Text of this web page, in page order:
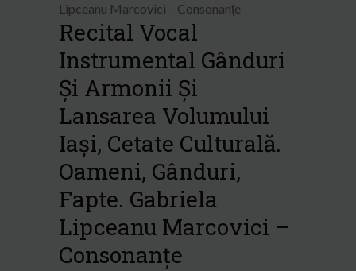
Lipceanu Marcovici – Consonanțe
Recital Vocal
Instrumental Gânduri
Și Armonii Și
Lansarea Volumului
Iași, Cetate Culturală.
Oameni, Gânduri,
Fapte. Gabriela
Lipceanu Marcovici –
Consonanțe